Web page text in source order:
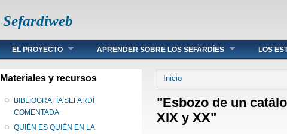
Sefardiweb
Main menu
EL PROYECTO APRENDER SOBRE LOS SEFARDÍES LOS
Materiales y recursos
BIBLIOGRAFÍA SEFARDÍ
COMENTADA
QUIÉN ES QUIÉN EN LA
Se encuentra usted
Inicio
"Esbozo de un
XIX y XX"